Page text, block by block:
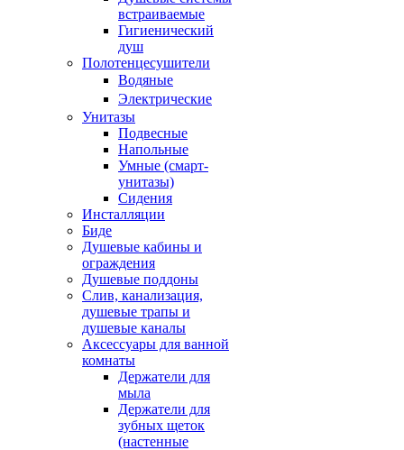
встраиваемые
Гигиенический
душ
Полотенцесушители
ㅤВодяные
ㅤЭлектрические
Унитазы
Подвесные
Напольные
Умные (смарт-
унитазы)
Сидения
Инсталляции
Биде
Душевые кабины и
ограждения
Душевые поддоны
Слив, канализация,
душевые трапы и
душевые каналы
Аксессуары для ванной
комнаты
Держатели для
мыла
Держатели для
зубных щеток
(настенные